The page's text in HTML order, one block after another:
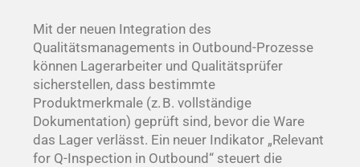
Mit der neuen Integration des
Qualitätsmanagements in Outbound-Prozesse
können Lagerarbeiter und Qualitätsprüfer
sicherstellen, dass bestimmte
Produktmerkmale (z. B. vollständige
Dokumentation) geprüft sind, bevor die Ware
das Lager verlässt. Ein neuer Indikator „Relevant
for Q-Inspection in Outbound“ steuert die